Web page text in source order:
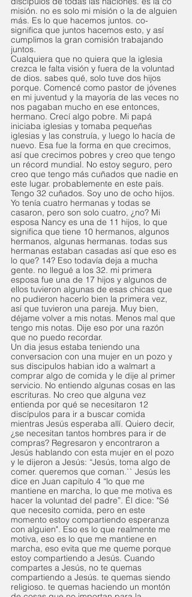
misión. no es solo mi misión o la de alguien
más. Es lo que hacemos juntos. co-
significa que juntos hacemos esto, y así
cumplimos la gran comisión trabajando
juntos.
Cualquiera que no quiera que la iglesia
crezca le falta visión y fuera de la voluntad
de dios. sabes qué, solo tuve dos hijos
porque. Comencé como pastor de jóvenes
en mi juventud y la mayoría de las veces no
nos pagaban mucho en ese entonces,
hermano. Crecí algo pobre. Mi papá
iniciaba iglesias y tomaba pequeñas
iglesias y las construía, y luego lo hacía de
nuevo. Esa fue la forma en que crecimos,
así que crecimos pobres y creo que tengo
un récord mundial. No estoy seguro, pero
creo que tengo más cuñados que nadie en
este lugar. probablemente en este país.
Tengo 32 cuñados. Soy uno de ocho hijos.
Yo tenía cuatro hermanas y todas se
casaron, pero son solo cuatro, ¿no? Mi
esposa Nancy es una de 11 hijos, lo que
significa que tiene 10 hermanos, algunos
hermanos, algunas hermanas. todas sus
hermanas estaban casadas así que eso es
lo que? 14? Eso todavía deja a mucha
gente. no llegué a los 32. mi primera
esposa fue una de 17 hijos y algunos de
ellos tuvieron algunas de esas chicas que
no pudieron hacerlo bien la primera vez,
así que tuvieron una pareja. Muy bien,
déjame volver a mis notas. Menos mal que
tengo mis notas. Dije eso por una razón
que no puedo recordar.
Un dia jesus estaba teniendo una
conversacion con una mujer en un pozo y
sus discipulos habian ido a walmart a
comprar algo de comida y le dije al primer
servicio. No entiendo algunas cosas en las
escrituras. No creo que alguna vez
entienda por qué se necesitaron 12
discípulos para ir a buscar comida
mientras Jesús esperaba allí. Quiero decir,
¿se necesitan tantos hombres para ir de
compras? Regresaron y encontraron a
Jesús hablando con esta mujer en el pozo
y le dijeron a Jesús: “Jesús, toma algo de
comer. queremos que coman.`` Jesús les
dice en Juan capítulo 4 “lo que me
mantiene en marcha, lo que me motiva es
hacer la voluntad del padre”. Él dice: "Sé
que necesito comida, pero en este
momento estoy compartiendo esperanza
con alguien". Eso es lo que realmente me
motiva, eso es lo que me mantiene en
marcha, eso evita que me queme porque
estoy compartiendo a Jesús. Cuando
compartes a Jesús, no te quemas
compartiendo a Jesús. te quemas siendo
religioso. te quemas haciendo un montón